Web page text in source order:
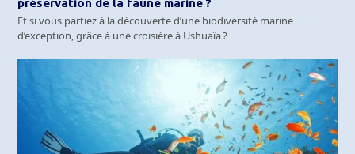
préservation de la faune marine ?
Et si vous partiez à la découverte d’une biodiversité marine
d’exception, grâce à une croisière à Ushuaïa ?